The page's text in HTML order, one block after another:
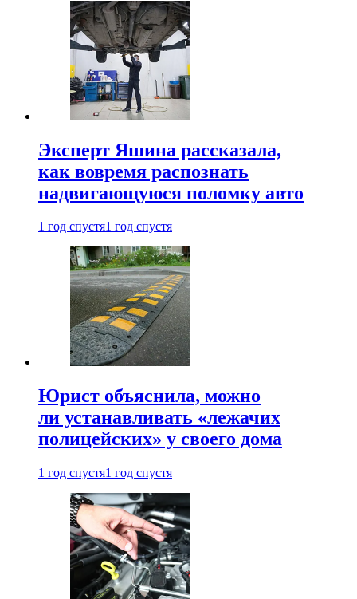
Эксперт Яшина рассказала,
как вовремя распознать
надвигающуюся поломку авто
1 год спустя1 год спустя
Юрист объяснила, можно
ли устанавливать «лежачих
полицейских» у своего дома
1 год спустя1 год спустя